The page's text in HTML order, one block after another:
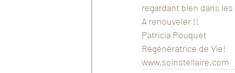
regardant bien dans
A renouveler !!
Patricia Pouquet
Régénératrice de Vie!
www.soinstellaire.com